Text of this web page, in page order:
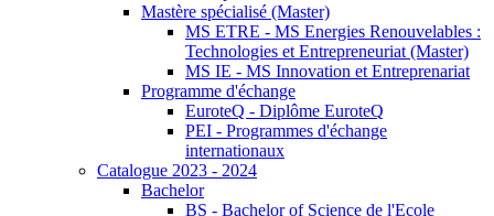
Mastère spécialisé (Master)
MS ETRE - MS Energies Renouvelables :
Technologies et Entrepreneuriat (Master)
MS IE - MS Innovation et Entreprenariat
Programme d'échange
EuroteQ - Diplôme EuroteQ
PEI - Programmes d'échange
internationaux
Catalogue 2023 - 2024
Bachelor
BS - Bachelor of Science de l'Ecole